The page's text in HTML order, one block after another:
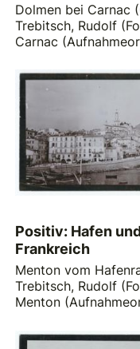
Dolmen bei Carnac
Trebitsch, Rudolf
Carnac
Positiv: Hafen
Frankreich
Menton vom
Trebitsch, Rudolf
Menton